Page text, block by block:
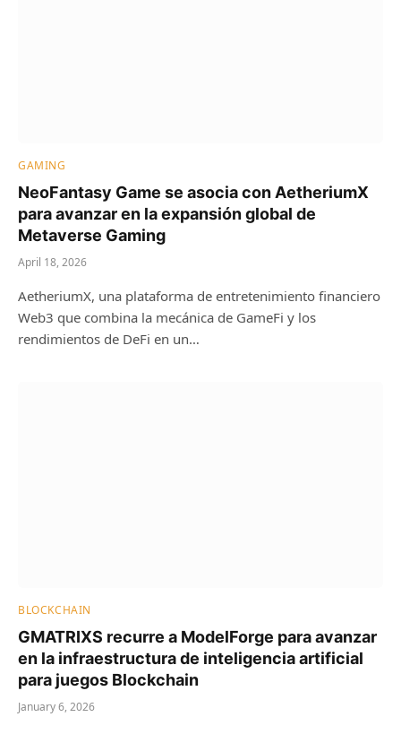
GAMING
NeoFantasy Game se asocia con AetheriumX
para avanzar en la expansión global de
Metaverse Gaming
April 18, 2026
AetheriumX, una plataforma de entretenimiento financiero
Web3 que combina la mecánica de GameFi y los
rendimientos de DeFi en un…
BLOCKCHAIN
GMATRIXS recurre a ModelForge para avanzar
en la infraestructura de inteligencia artificial
para juegos Blockchain
January 6, 2026